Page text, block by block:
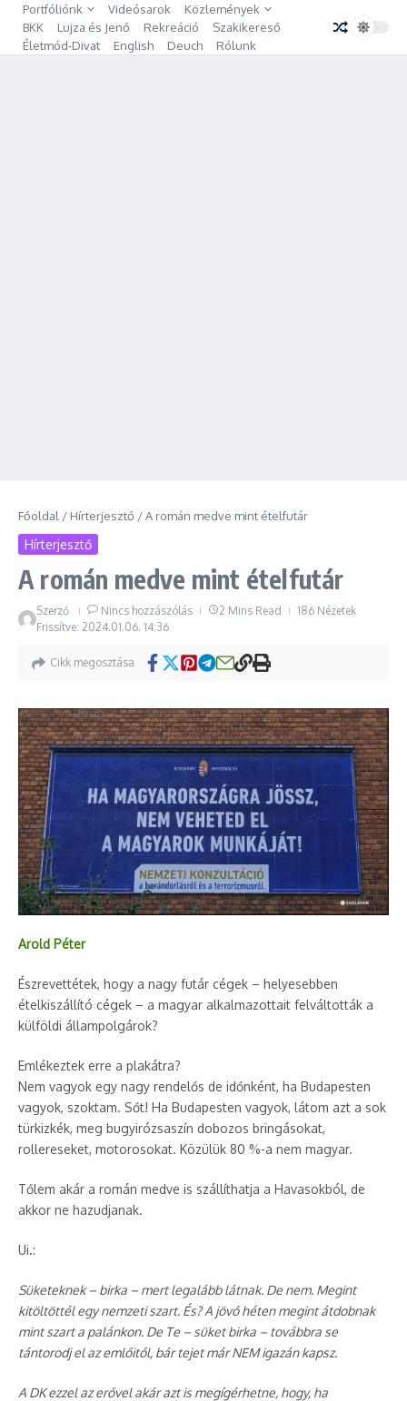
Ugrás a tartalomhoz
Portfóliónk Videósarok
Közlemények
BKK
Lujza és Jenő Rekreáció
Szakikereső
Életmód-Divat
English Deuch Rólunk
Főoldal / Hírterjesztő /A román medve mint ételfutár
Hírterjesztő
A román medve mint ételfutár
Szerző Nincs hozzászólás 2 Mins Read
186 Nézetek
Frissítve: 2024.01.06. 14:36
Cikk megosztása
Arold Péter
Észrevettétek, hogy a nagy futár cégek – helyesebben
ételkiszállító cégek – a magyar alkalmazottait felváltották a
külföldi állampolgárok?
Emlékeztek erre a plakátra?
Nem vagyok egy nagy rendelős de időnként, ha Budapesten
vagyok, szoktam. Sőt! Ha Budapesten vagyok, látom azt a sok
türkizkék, meg bugyirózsaszín dobozos bringásokat,
rollereseket, motorosokat. Közülük 80 %-a nem magyar.
Tőlem akár a román medve is szállíthatja a Havasokból, de
akkor ne hazudjanak.
Ui.:
Süketeknek – birka – mert legalább látnak. De nem. Megint
kitöltöttél egy nemzeti szart. És? A jövő héten megint átdobnak
mint szart a palánkon. De Te – süket birka – továbbra se
tántorodj el az emlőitől, bár tejet már NEM igazán kapsz.
A DK ezzel az erővel akár azt is megígérhetne, hogy, ha